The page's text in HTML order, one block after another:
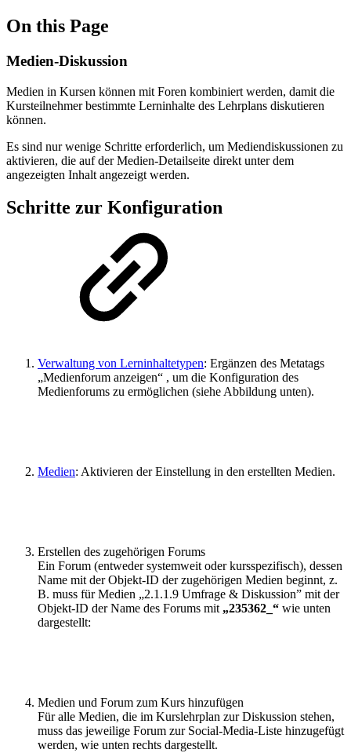
On this Page
Medien-Diskussion
Medien in Kursen können mit Foren kombiniert werden, damit die
Kursteilnehmer bestimmte Lerninhalte des Lehrplans diskutieren
können.
Es sind nur wenige Schritte erforderlich, um Mediendiskussionen zu
aktivieren, die auf der Medien-Detailseite direkt unter dem
angezeigten Inhalt angezeigt werden.
Schritte zur Konfiguration
Verwaltung von Lerninhaltetypen: Ergänzen des Metatags
„Medienforum anzeigen“ , um die Konfiguration des
Medienforums zu ermöglichen (siehe Abbildung unten).
Medien: Aktivieren der Einstellung in den erstellten Medien.
Erstellen des zugehörigen Forums
Ein Forum (entweder systemweit oder kursspezifisch), dessen
Name mit der Objekt-ID der zugehörigen Medien beginnt, z.
B. muss für Medien „2.1.1.9 Umfrage & Diskussion” mit der
Objekt-ID der Name des Forums mit „235362_“ wie unten
dargestellt:
Medien und Forum zum Kurs hinzufügen
Für alle Medien, die im Kurslehrplan zur Diskussion stehen,
muss das jeweilige Forum zur Social-Media-Liste hinzugefügt
werden, wie unten rechts dargestellt.